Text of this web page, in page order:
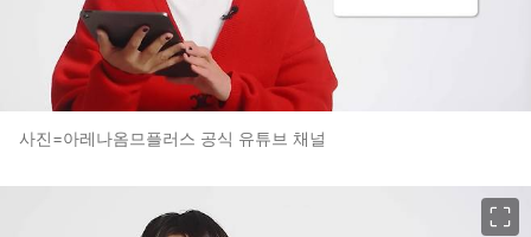
사진=아레나옴므플러스 공식 유튜브 채널